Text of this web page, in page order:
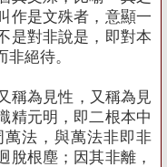
作是文殊者，意顯一
是對非說是，即對本
絕待。
稱為見性，又稱為見
精元明，即二根本中
法，與萬法非即非
脫根塵；因其非離，